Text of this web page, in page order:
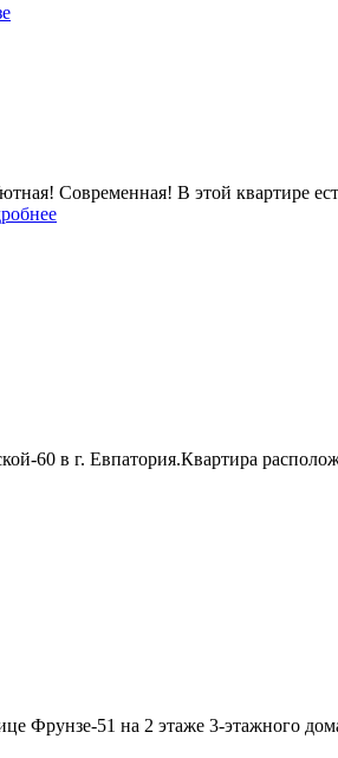
Современная! В этой квартире
60 в г. Евпатория.Квартира
Фрунзе-51 на 2 этаже 3-этажного